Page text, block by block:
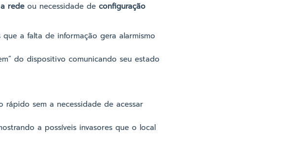
rede ou necessidade de configuração
a falta de informação gera alarmismo
do dispositivo comunicando seu estado
sem a necessidade de acessar
a possíveis invasores que o local